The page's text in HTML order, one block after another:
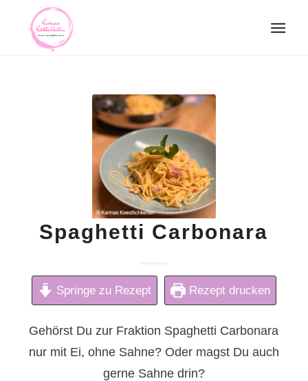
Spaghetti Carbonara
Springe zu Rezept Rezept drucken
Gehörst Du zur Fraktion Spaghetti Carbonara
nur mit Ei, ohne Sahne? Oder magst Du auch
gerne Sahne drin?